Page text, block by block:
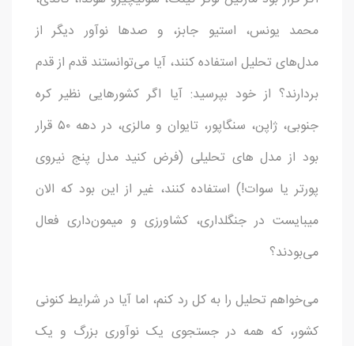
محمد یونس، استیو جابز، و صدها نوآور دیگر از
مدل‌های تحلیل استفاده کنند، آیا می‌توانستند قدم از قدم
بردارند؟ از خود بپرسید: آیا اگر کشورهایی نظیر کره
جنوبی، ژاپن، سنگاپور، تایوان و مالزی، در دهه ۵۰ قرار
بود از مدل های تحلیلی (فرض کنید مدل پنج نیروی
پورتر یا سوات!) استفاده کنند، غیر از این بود که الان
میبایست در جنگلداری، کشاورزی و میمون‌داری فعال
می‌بودند؟
می‌خواهم تحلیل را به کل رد کنم، اما آیا در شرایط کنونی
کشور، که همه در جستجوی یک نوآوری بزرگ و یک